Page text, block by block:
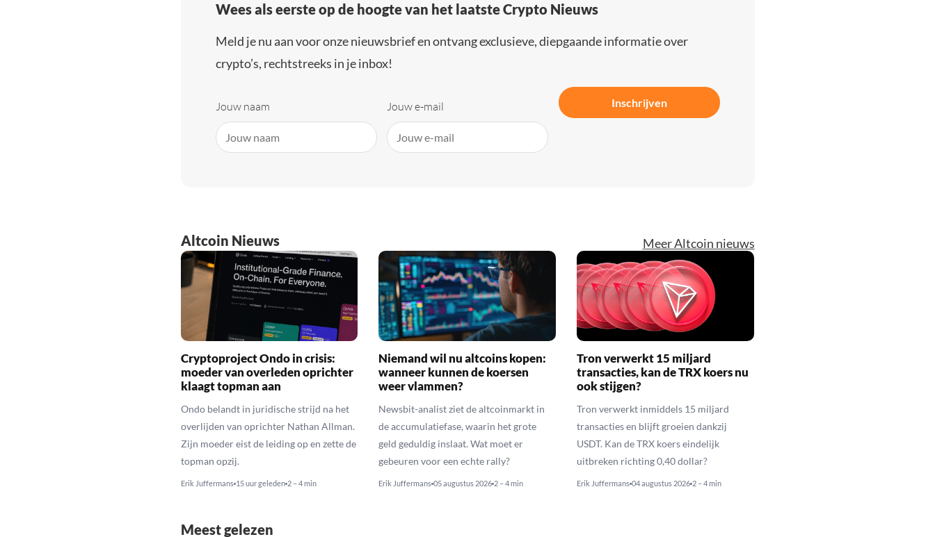
Wees als eerste op de hoogte van het laatste Crypto Nieuws
Meld je nu aan voor onze nieuwsbrief en ontvang exclusieve, diepgaande informatie over
crypto’s, rechtstreeks in je inbox!
Jouw naam Jouw e-mail Inschrijven
Altcoin Nieuws Meer Altcoin nieuws
Cryptoproject Ondo in crisis:
moeder van overleden oprichter
klaagt topman aan
Ondo belandt in juridische strijd na het
overlijden van oprichter Nathan Allman.
Zijn moeder eist de leiding op en zette de
topman opzij.
Erik Juffermans 15 uur geleden 2 – 4 min
Niemand wil nu altcoins kopen:
wanneer kunnen de koersen
weer vlammen?
Newsbit-analist ziet de altcoinmarkt in
de accumulatiefase, waarin het grote
geld geduldig inslaat. Wat moet er
gebeuren voor een echte rally?
Erik Juffermans 05 augustus 2026 2 – 4 min
Tron verwerkt 15 miljard
transacties, kan de TRX koers nu
ook stijgen?
Tron verwerkt inmiddels 15 miljard
transacties en blijft groeien dankzij
USDT. Kan de TRX koers eindelijk
uitbreken richting 0,40 dollar?
Erik Juffermans 04 augustus 2026 2 – 4 min
Meest gelezen